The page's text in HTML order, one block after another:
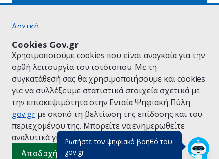
Ρωτήστε τον ψηφιακό βοηθό του
gov.gr(πάτησε για κλείσιμο)
Cookies Gov.gr
Χρησιμοποιούμε cookies που είναι αναγκαία για την
ορθή λειτουργία του ιστότοπου. Με τη
συγκατάθεσή σας θα χρησιμοποιήσουμε και cookies
για να συλλέξουμε στατιστικά στοιχεία σχετικά με
την επισκεψιμότητα στην Ενιαία Ψηφιακή Πύλη
gov.gr με σκοπό τη βελτίωση της επίδοσης και του
περιεχομένου της. Μπορείτε να ενημερωθείτε
αναλυτικά για την Πολιτική Cookies.
Αποδοχή όλων
Αρχική
Όροι Χρήσης
Πολιτική Απορρήτου
Δήλωση προσβασιμότητας
Πολιτική cookies
Προτάσεις για το gov.gr
Υλοποίηση από το Υπουργείο Ψηφιακής
Διακυβέρνησης
Ελληνικά |Αγγλικά